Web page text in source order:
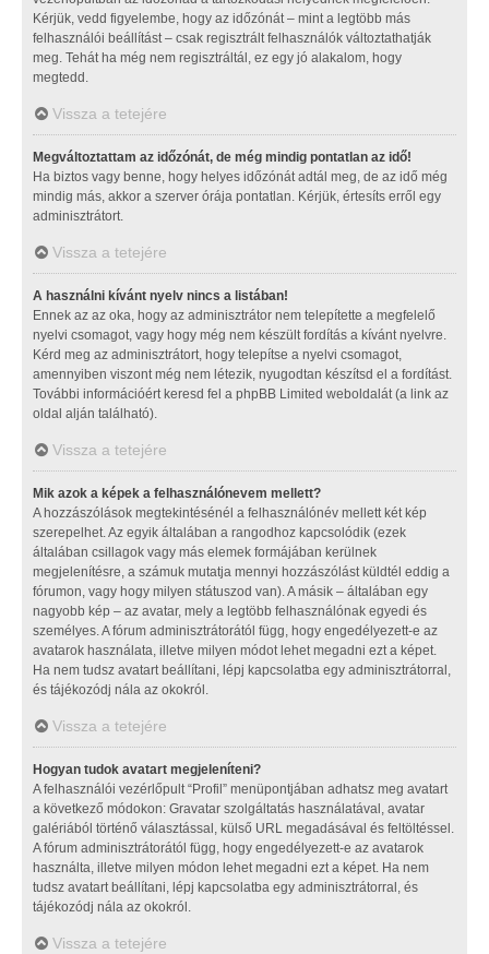
Kérjük, vedd figyelembe, hogy az időzónát – mint a legtöbb más
felhasználói beállítást – csak regisztrált felhasználók változtathatják
meg. Tehát ha még nem regisztráltál, ez egy jó alakalom, hogy
megtedd.
Vissza a tetejére
Megváltoztattam az időzónát, de még mindig pontatlan az idő!
Ha biztos vagy benne, hogy helyes időzónát adtál meg, de az idő még
mindig más, akkor a szerver órája pontatlan. Kérjük, értesíts erről egy
adminisztrátort.
Vissza a tetejére
A használni kívánt nyelv nincs a listában!
Ennek az az oka, hogy az adminisztrátor nem telepítette a megfelelő
nyelvi csomagot, vagy hogy még nem készült fordítás a kívánt nyelvre.
Kérd meg az adminisztrátort, hogy telepítse a nyelvi csomagot,
amennyiben viszont még nem létezik, nyugodtan készítsd el a fordítást.
További információért keresd fel a phpBB Limited weboldalát (a link az
oldal alján található).
Vissza a tetejére
Mik azok a képek a felhasználónevem mellett?
A hozzászólások megtekintésénél a felhasználónév mellett két kép
szerepelhet. Az egyik általában a rangodhoz kapcsolódik (ezek
általában csillagok vagy más elemek formájában kerülnek
megjelenítésre, a számuk mutatja mennyi hozzászólást küldtél eddig a
fórumon, vagy hogy milyen státuszod van). A másik – általában egy
nagyobb kép – az avatar, mely a legtöbb felhasználónak egyedi és
személyes. A fórum adminisztrátorától függ, hogy engedélyezett-e az
avatarok használata, illetve milyen módot lehet megadni ezt a képet.
Ha nem tudsz avatart beállítani, lépj kapcsolatba egy adminisztrátorral,
és tájékozódj nála az okokról.
Vissza a tetejére
Hogyan tudok avatart megjeleníteni?
A felhasználói vezérlőpult “Profil” menüpontjában adhatsz meg avatart
a következő módokon: Gravatar szolgáltatás használatával, avatar
galériából történő választással, külső URL megadásával és feltöltéssel.
A fórum adminisztrátorától függ, hogy engedélyezett-e az avatarok
használta, illetve milyen módon lehet megadni ezt a képet. Ha nem
tudsz avatart beállítani, lépj kapcsolatba egy adminisztrátorral, és
tájékozódj nála az okokról.
Vissza a tetejére